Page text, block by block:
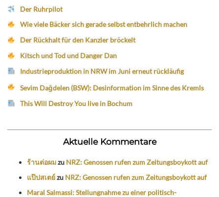
Der Ruhrpilot
Wie viele Bäcker sich gerade selbst entbehrlich machen
Der Rückhalt für den Kanzler bröckelt
Kitsch und Tod und Danger Dan
Industrieproduktion in NRW im Juni erneut rückläufig
Sevim Dağdelen (BSW): Desinformation im Sinne des Kremls
This Will Destroy You live in Bochum
Aktuelle Kommentare
ร้านต่อผมzu NRZ: Genossen rufen zum Zeitungsboykott auf
แป๊ปสเตย์zu NRZ: Genossen rufen zum Zeitungsboykott auf
Maral Salmassi: Stellungnahme zu einer politisch-